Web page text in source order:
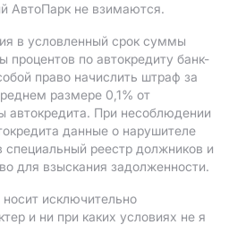
АвтоПарк не взимаются.
в условленный срок суммы
процентов по автокредиту банк-
право начислить штраф за
размере 0,1% от
автокредита. При несоблюдении
данные о нарушителе
специальный реестр должников и
для взыскания задолженности.
исключительно
и ни при каких условиях не я